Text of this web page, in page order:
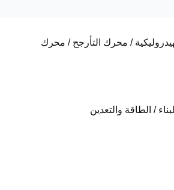
/ محرك التأرجح / محرك
/ الطاقة والتعدين